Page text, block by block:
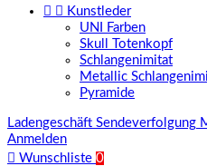
  Kunstleder
UNI Farben
Skull Totenkopf
Schlangenimitat
Metallic
Pyramide
Ladengeschäft Sendeverfolgung
Anmelden
 Wunschliste 0